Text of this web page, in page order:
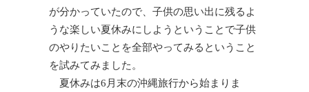
が分かっていたので、子供の思い出に残るよ
うな楽しい夏休みにしようということで子供
のやりたいことを全部やってみるということ
を試みてみました。
夏休みは6月末の沖縄旅行から始まりま